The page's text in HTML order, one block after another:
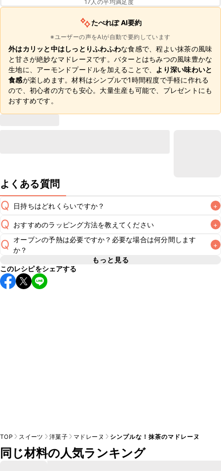
17 人の平均満足度
たべれぽ AI要約
※ユーザーの声をAIが自動で要約しています
外はカリッと中はしっとりふわふわな食感で、程よい抹茶の風味
と甘さが絶妙なマドレーヌです。バターとはちみつの風味豊かな
生地に、アーモンドプードルを加えることで、
より深い味わいと
食感が楽しめます。材料はシンプルで1時間程度で手軽に作れる
ので、初心者の方でも安心。大量生産も可能で、プレゼントにも
おすすめです。
よくある質問
Q 日持ちはどれくらいですか？ +
A
常温保存で2~3日が目安です。なるべくお早めにお召し上が
Q おすすめのラッピング方法を教えてください +
A こちら
ピング方法をお試しください。
Q オーブンの予熱は必要ですか？必要な場合は何分間します
か？
+
A
レシピでは180℃に予熱したオーブンで焼き上げています。
オーブンに予熱機能がある場合はそちらを使用してくださ
い。予熱機能がない場合はレシピの温度に設定し、10分程空
もっと見る
このレシピをシェアする
TOP スイーツ 洋菓子 マドレーヌ シンプルな！抹茶のマドレーヌ
同じ材料の人気ランキング